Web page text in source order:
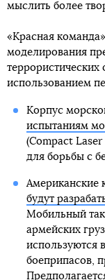
мыслить более
«Красная
моделирования
террористических
использованием
Корпус
испытаниям
(Compact
для борьбы с
Американские
будут
Мобильный
армейских
используются
боеприпасов,